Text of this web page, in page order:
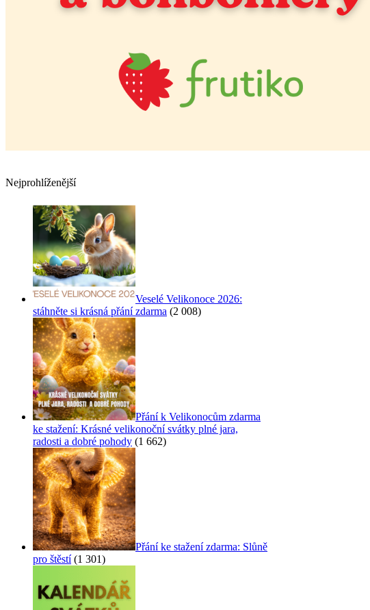
Nejprohlíženější
Veselé Velikonoce 2026:
stáhněte si krásná přání zdarma (2 008)
Přání k Velikonocům zdarma
ke stažení: Krásné velikonoční svátky plné jara,
radosti a dobré pohody (1 662)
Přání ke stažení zdarma: Slůně
pro štěstí (1 301)